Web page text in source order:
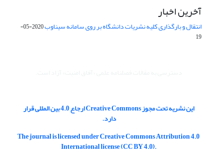
آخرین اخبار
انتقال و بارگذاری کلیه نشریات دانشگاه بر روی سامانه سیناوب
2020-05-
19
این نشریه تحت مجوز Creative Commons ارجاع 4.0 بین المللی قرار
دارد.
The journal is licensed under Creative Commons Attribution 4.0
International license (CC BY 4.0).